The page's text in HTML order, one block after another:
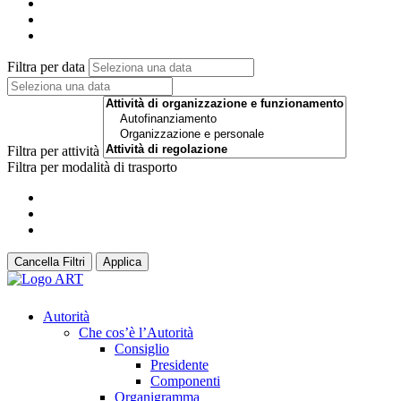
Filtra per data
Filtra per attività
Filtra per modalità di trasporto
Cancella Filtri Applica
Autorità
Che cos’è l’Autorità
Consiglio
Presidente
Componenti
Organigramma